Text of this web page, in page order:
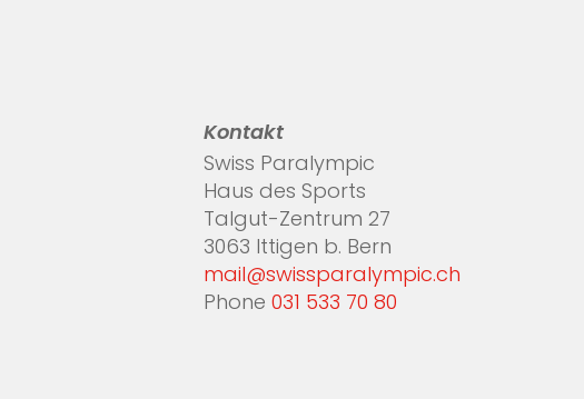
Kontakt
Swiss Paralympic
Haus des Sports
Talgut-Zentrum 27
3063 Ittigen b. Bern
mail@swissparalympic.ch
Phone 031 533 70 80